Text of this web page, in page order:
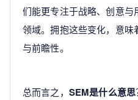
们能更专注于战略、创意与
领域。拥抱这些变化，意味
与前瞻性。
总而言之， SEM是什么意思